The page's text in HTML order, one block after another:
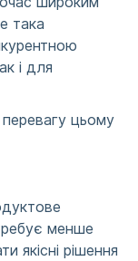
така
і для
цьому
менше
якісні рішення